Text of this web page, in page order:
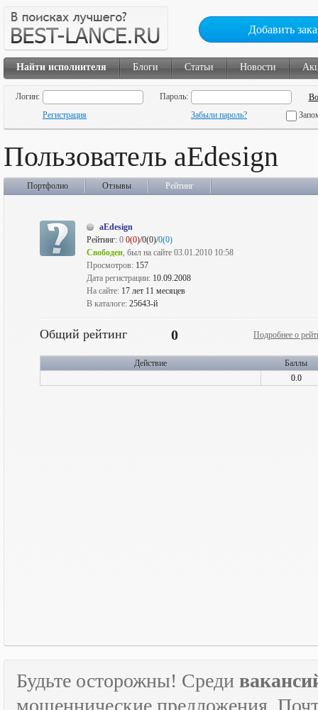
Добавить
Найти исполнителя Блоги Статьи Новости
Логин:
Пароль:
Регистрация
Забыли пароль?
Пользователь aEdesign
Портфолио Отзывы Рейтинг
aEdesign
Рейтинг: 0 0(0)/0(0)/0(0)
Свободен, был на сайте 03.01.2010 10:58
Просмотров: 157
Дата регистрации: 10.09.2008
На сайте: 17 лет 11 месяцев
В каталоге: 25643-й
Общий рейтинг 0 Подробнее о
Действие
Баллы
0.0
Будьте осторожны! Среди
мошеннические предложения.